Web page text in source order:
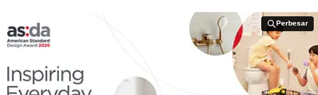
Perbesar
Perbesar